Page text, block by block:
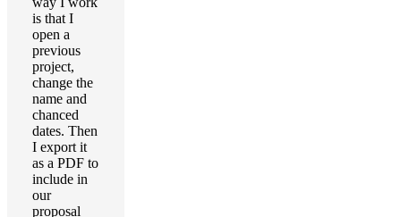
is that I
open a
previous
project,
change the
name and
chanced
dates. Then
I export it
as a PDF to
include in
our
proposal